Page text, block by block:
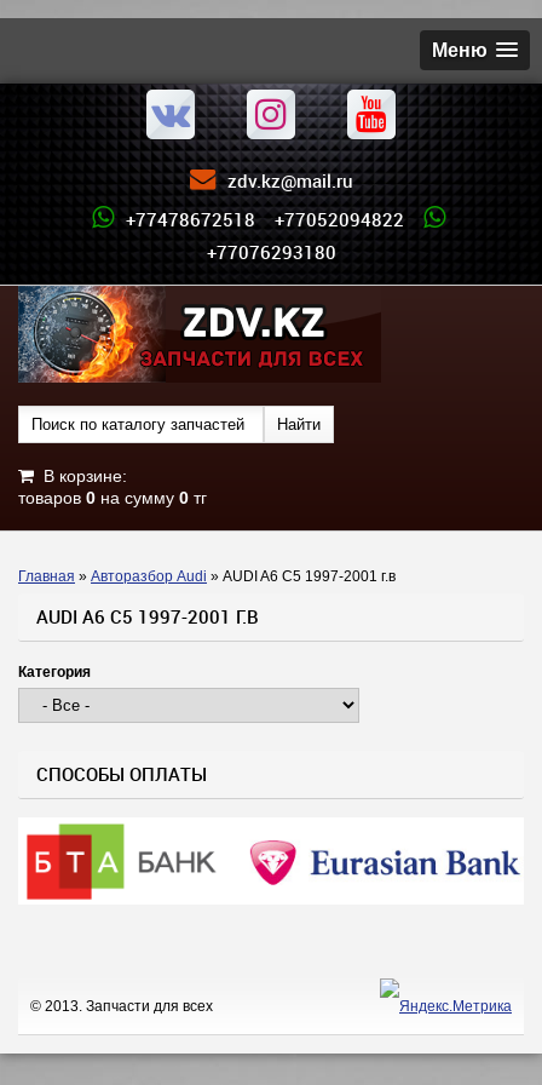
Меню
zdv.kz@mail.ru
+77478672518 +77052094822
+77076293180
В корзине:
товаров 0 на сумму 0 тг
Вы здесь
Главная » Авторазбор Audi » AUDI A6 C5 1997-2001 г.в
AUDI A6 C5 1997-2001 Г.В
Категория
СПОСОБЫ ОПЛАТЫ
© 2013. Запчасти для всех